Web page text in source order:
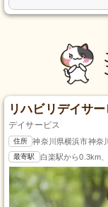
リハビリデイサ
デイサービス
住所 神奈川県横浜市神奈
最寄駅 白楽駅から0.3km